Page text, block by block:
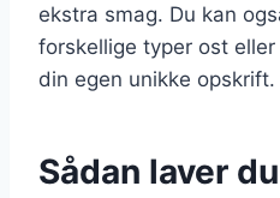
ekstra smag. Du kan
forskellige typer ost
din egen unikke opskrift.
Sådan laver